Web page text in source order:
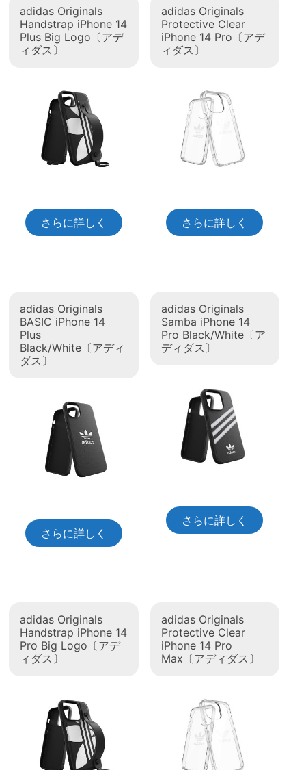
adidas Originals
Handstrap iPhone 14
Plus Big Logo〔アデ
ィダス〕
さらに詳しく
adidas Originals
Protective Clear
iPhone 14 Pro〔アデ
ィダス〕
さらに詳しく
adidas Originals
BASIC iPhone 14
Plus
Black/White〔アディ
ダス〕
さらに詳しく
adidas Originals
Samba iPhone 14
Pro Black/White〔ア
ディダス〕
さらに詳しく
adidas Originals
Handstrap iPhone 14
Pro Big Logo〔アデ
ィダス〕
adidas Originals
Protective Clear
iPhone 14 Pro
Max〔アディダス〕